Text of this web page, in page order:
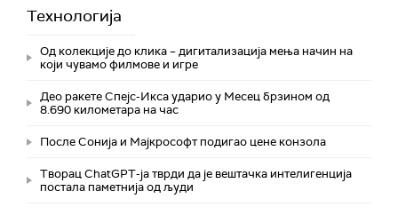
Технологијa
Од колекције до клика – дигитализација мења начин на
који чувамо филмове и игре
Део ракете Спејс-Икса ударио у Месец брзином од
8.690 километара на час
После Сонија и Мајкрософт подигао цене конзола
Творац ChatGPT-ја тврди да је вештачка интелигенција
постала паметнија од људи